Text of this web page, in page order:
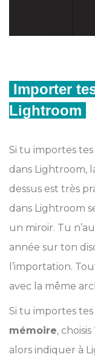
Importer
Lightroom
Si tu importes
dans Lightroom,
dessus est très
dans Lightroom
un miroir. Tu
année sur ton
l’importation.
avec la même
Si tu importes
mémoire,
alors indiquer à